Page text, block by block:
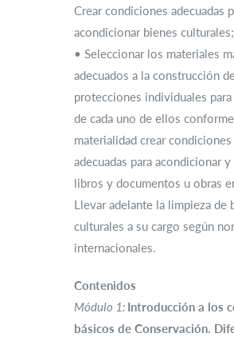
Crear condiciones adecuadas
acondicionar bienes culturales;
• Seleccionar los materiales
adecuados a la construcción
protecciones individuales
de cada uno de ellos
materialidad crear condiciones
adecuadas para acondicionar
libros y documentos u obras
Llevar adelante la limpieza de
culturales a su cargo según
internacionales.
Contenidos
Módulo 1: Introducción a los
básicos de Conservación.